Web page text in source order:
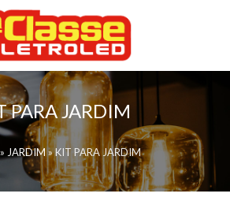
PARA JARDIM
JARDIM »KIT PARA JARDIM